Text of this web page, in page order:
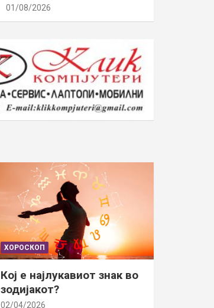
01/08/2026
ХОРОСКОП
Кој е најлукавиот знак во
зодијакот?
02/04/2026